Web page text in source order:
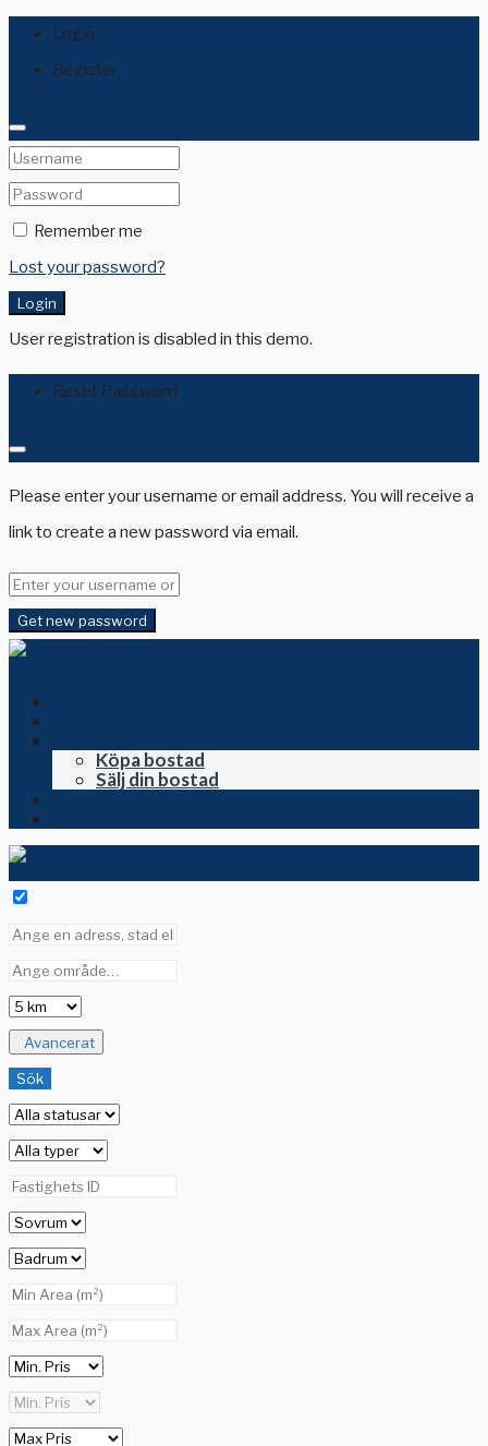
Login
Register
Remember me
Lost your password?
Login
User registration is disabled in this demo.
Reset Password
Please enter your username or email address. You will receive a
link to create a new password via email.
Get new password
Köpa bostad
Sälj din bostad
Avancerat
Sök